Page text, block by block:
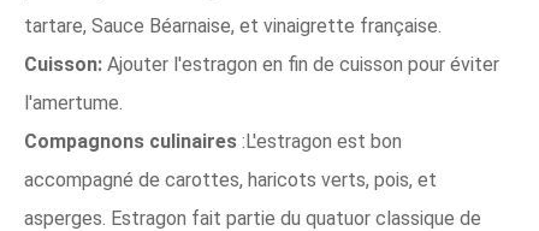
tartare, Sauce Béarnaise, et vinaigrette française.
Cuisson: Ajouter l'estragon en fin de cuisson pour éviter
l'amertume.
Compagnons culinaires :L'estragon est bon
accompagné de carottes, haricots verts, pois, et
asperges. Estragon fait partie du quatuor classique de